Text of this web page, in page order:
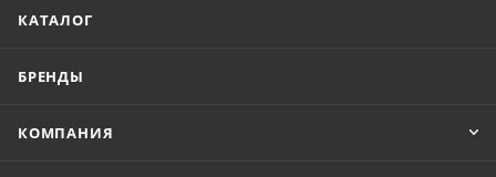
КАТАЛОГ
БРЕНДЫ
КОМПАНИЯ